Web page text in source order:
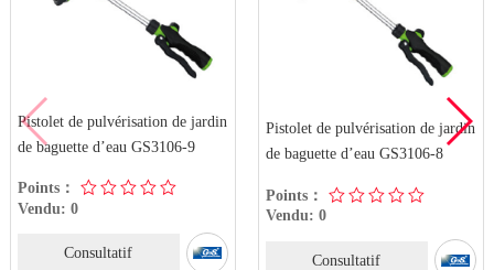
Pistolet de pulvérisation de jardin
de baguette d’eau GS3106-9
Points：
Vendu: 0
Consultatif
Pistolet de pulvérisation de jardin
de baguette d’eau GS3106-8
Points：
Vendu: 0
Consultatif